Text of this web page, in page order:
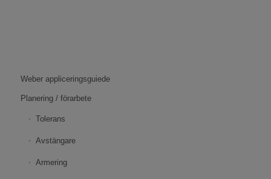
Weber appliceringsguiede
Planering / förarbete
Tolerans
Avstängare
Armering